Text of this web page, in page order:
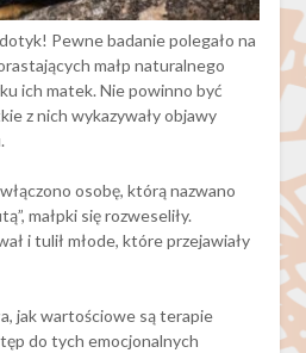
Pewne badanie polegało na
małp naturalnego
ich matek. Nie powinno być
z nich wykazywały objawy
osobę, którą nazwano
małpki się rozweseliły.
i tulił młode, które przejawiały
jak wartościowe są terapie
do tych emocjonalnych